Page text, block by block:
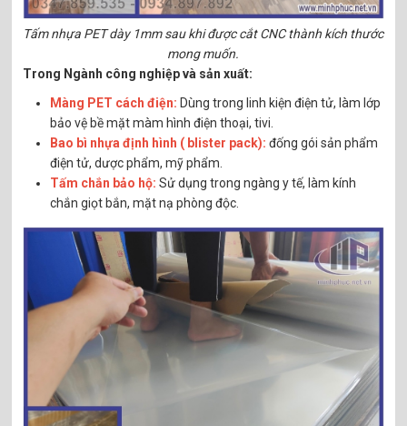
Tấm nhựa PET dày 1mm sau khi được cắt CNC thành kích thước
mong muốn.
Trong Ngành công nghiệp và sản xuất:
Màng PET cách điện: Dùng trong linh kiện điện tử, làm lớp
bảo vệ bề mặt màm hình điện thoại, tivi.
Bao bì nhựa định hình ( blister pack):đống gói sản phẩm
điện tử, dược phẩm, mỹ phẩm.
Tấm chắn bảo hộ: Sử dụng trong ngàng y tế, làm kính
chắn giọt bắn, mặt nạ phòng độc.